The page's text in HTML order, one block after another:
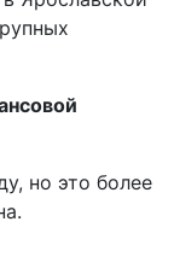
но это более